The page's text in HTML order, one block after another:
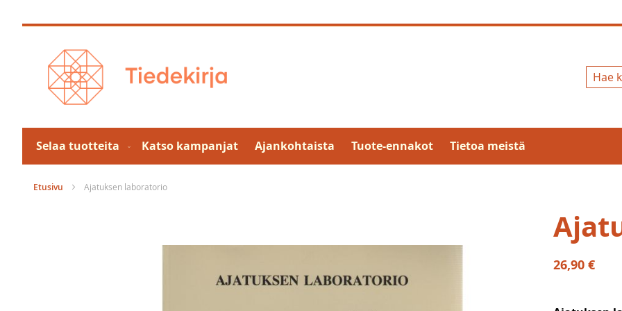
to
Selaa tuotteita Katso kampanjat Ajankohtaista Tuote-ennakot Tietoa meistä
Etusivu Ajatuksen laboratorio
26,90 €